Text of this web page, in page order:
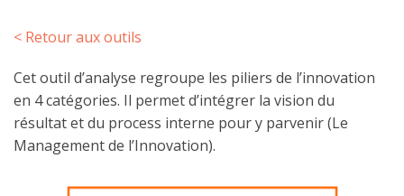
< Retour aux outils
Cet outil d’analyse regroupe les piliers de l’innovation
en 4 catégories. Il permet d’intégrer la vision du
résultat et du process interne pour y parvenir (Le
Management de l’Innovation).